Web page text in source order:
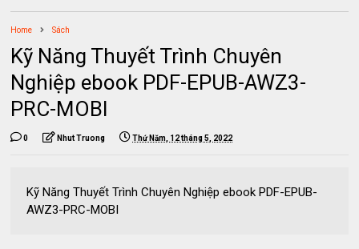
Home Sách
Kỹ Năng Thuyết Trình Chuyên
Nghiệp ebook PDF-EPUB-AWZ3-
PRC-MOBI
0 Nhut Truong Thứ Năm, 12 tháng 5, 2022
Kỹ Năng Thuyết Trình Chuyên Nghiệp ebook PDF-EPUB-
AWZ3-PRC-MOBI